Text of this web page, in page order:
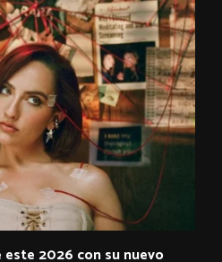
2026 con su nuevo